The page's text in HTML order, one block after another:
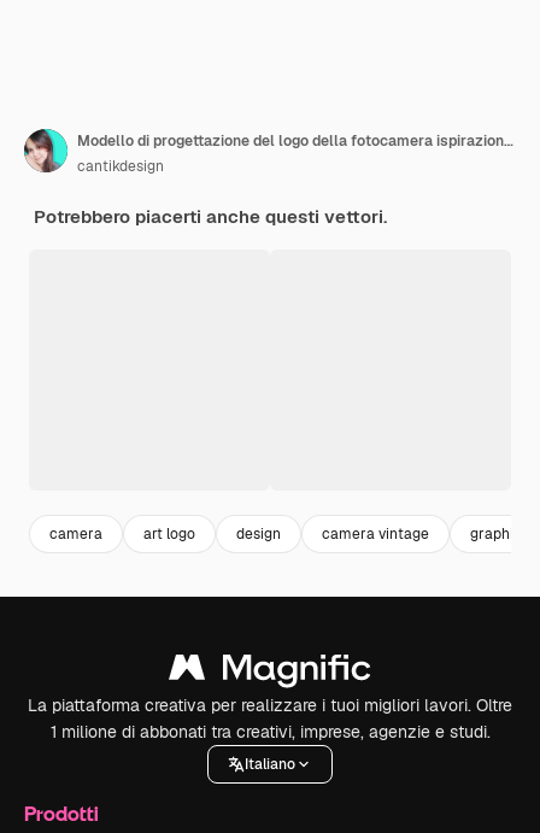
Modello di progettazione del logo della fotocamera ispirazione illustrazione vettoriale
cantikdesign
Potrebbero piacerti anche questi vettori.
camera art logo design camera vintage graphic
La piattaforma creativa per realizzare i tuoi migliori lavori. Oltre
1 milione di abbonati tra creativi, imprese, agenzie e studi.
Italiano
Prodotti